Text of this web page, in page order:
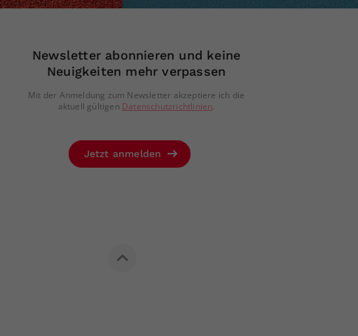
Newsletter abonnieren und keine
Neuigkeiten mehr verpassen
Mit der Anmeldung zum Newsletter akzeptiere ich die
aktuell gültigen Datenschutzrichtlinien.
Jetzt anmelden